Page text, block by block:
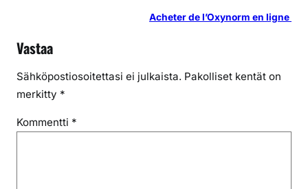
Acheter de l’Oxynorm en ligne
Vastaa
Sähköpostiosoitettasi ei julkaista. Pakolliset kentät on
merkitty *
Kommentti *